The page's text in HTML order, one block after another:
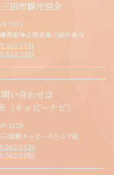
田市観光協会
1531
県阪神北県民局三田庁舎内
561-2241
550-9011
い合わせは
キッピーナビ）
1528
田駅キッピースクエア前
563-0039
563-0083